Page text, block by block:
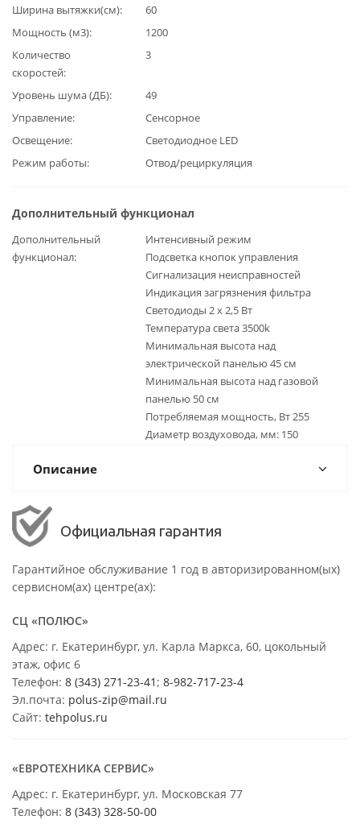
Ширина вытяжки(см)
60
Мощность (м3)
1200
Количество
скоростей
3
Уровень шума (ДБ)
49
Управление
Сенсорное
Освещение
Светодиодное LED
Режим работы
Отвод/рециркуляция
Дополнительный функционал
Дополнительный
функционал
Интенсивный режим
Подсветка кнопок управления
Сигнализация неисправностей
Индикация загрязнения фильтра
Светодиоды 2 x 2,5 Вт
Температура света 3500k
Минимальная высота над
электрической панелью 45 см
Минимальная высота над газовой
панелью 50 см
Потребляемая мощность, Вт 255
Диаметр воздуховода, мм: 150
Описание
Официальная гарантия
Гарантийное обслуживание 1 год в авторизированном(ых)
сервисном(ах) центре(ах):
СЦ «ПОЛЮС»
Адрес: г. Екатеринбург, ул. Карла Маркса, 60, цокольный
этаж, офис 6
Телефон: 8 (343) 271-23-41; 8-982-717-23-4
Эл.почта: polus-zip@mail.ru
Сайт: tehpolus.ru
«ЕВРОТЕХНИКА СЕРВИС»
Адрес: г. Екатеринбург, ул. Московская 77
Телефон: 8 (343) 328-50-00